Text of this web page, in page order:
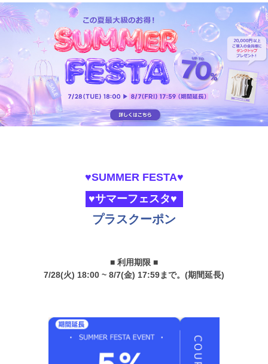
♥SUMMER FESTA♥
♥サマーフェスタ♥
プラスクーポン
■ 利用期限 ■
7/28(火) 18:00 ~ 8/7(金) 17:59まで。(期間延長)